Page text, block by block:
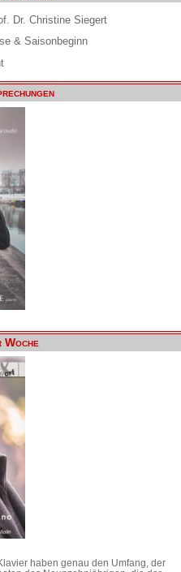
Dr. Christine Siegert
& Saisonbeginn
Woche
haben genau den Umfang, der